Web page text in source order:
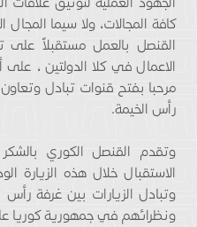
كافة المجالات، ولا سيما
القنصل بالعمل مستقبلاً على
الاعمال في كلا الدولتين ، على
مرحبا بفتح قنوات تبادل
رأس الخيمة.
وتقدم القنصل الكوري
الاستقبال خلال هذه الزيارة
وتبادل الزيارات بين غرفة رأس
ونظرائهم في جمهورية كوريا